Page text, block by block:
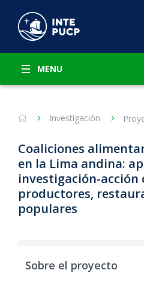
MENU
Investigación
Coaliciones
en la Lima andina:
investigación-acción
productores,
populares
Sobre el proyecto